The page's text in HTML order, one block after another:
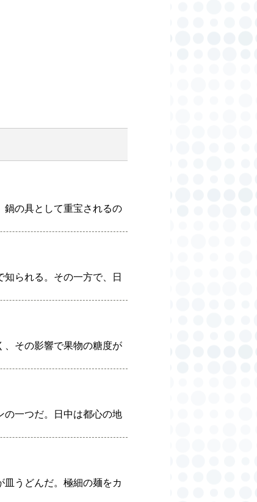
鍋の具として重宝されるの
られる。その一方で、日
、その影響で果物の糖度が
の一つだ。日中は都心の地
うどんだ。極細の麺をカ